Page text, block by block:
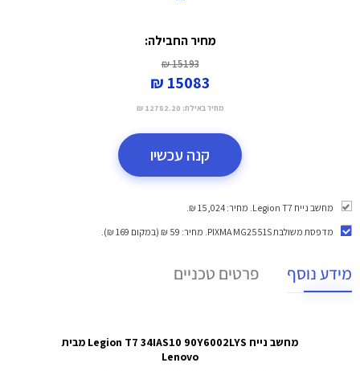
מחיר החבילה:
15193 ₪
15083 ₪
מחיר באילת: 12782.20 ₪
קנה עכשיו
מחשב נייח Legion T7. מחיר: 15,024 ₪.
מדפסת משולבת PIXMA MG2551S
. מחיר: 59 ₪ (במקום 169 ₪).
מידע נוסף פרטים טכניים
מחשב נייח Legion T7 34IAS10 90Y6002LYS מבית
Lenovo